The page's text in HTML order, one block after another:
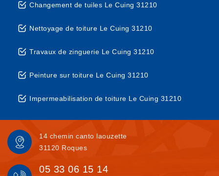
Changement de tuiles Le Cuing 31210
Nettoyage de toiture Le Cuing 31210
Travaux de zinguerie Le Cuing 31210
Peinture sur toiture Le Cuing 31210
Impermeabilisation de toiture Le Cuing 31210
14 chemin canto laouzette
31120 Roques
05 33 06 15 14